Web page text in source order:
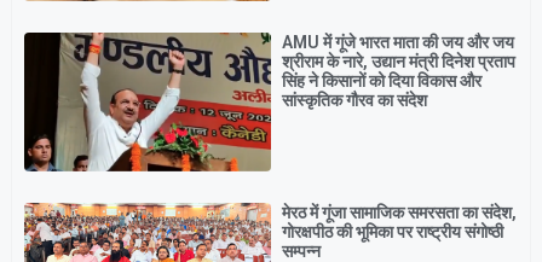
AMU में गूंजे भारत माता की जय और जय
श्रीराम के नारे, उद्यान मंत्री दिनेश प्रताप
सिंह ने किसानों को दिया विकास और
सांस्कृतिक गौरव का संदेश
मेरठ में गूंजा सामाजिक समरसता का संदेश,
गोरक्षपीठ की भूमिका पर राष्ट्रीय संगोष्ठी
सम्पन्न